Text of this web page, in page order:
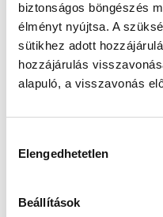
biztonságos böngészés
élményt nyújtsa. A
sütikhez adott
hozzájárulás
alapuló, a visszavonás
kiválasztása
Elengedhetetlen
Beállítások
Új szereplőként
csapatához Barabás Évi.
és Salgótarjánban
kilátogatók. Az
beszélgettünk Évivel.